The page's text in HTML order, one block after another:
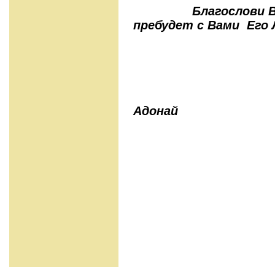
Благослови
пребудет с Вами
Адонай